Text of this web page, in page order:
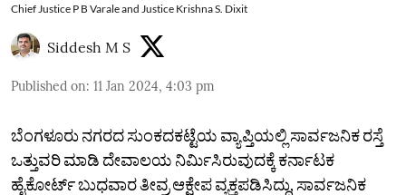
Chief Justice P B Varale and Justice Krishna S. Dixit
Siddesh M S
Published on: 11 Jan 2024, 4:03 pm
ಬೆಂಗಳೂರು ನಗರದ ಸುಂಕದಕಟ್ಟೆಯ ವ್ಯಾಪ್ತಿಯಲ್ಲಿ ಸಾರ್ವಜನಿಕ ರಸ್ತೆ
ಒತ್ತುವರಿ ಮಾಡಿ ದೇವಾಲಯ ನಿರ್ಮಿಸಿರುವುದಕ್ಕೆ ಕರ್ನಾಟಕ
ಹೈಕೋರ್ಟ್‌ ಬುಧವಾರ ತೀವ್ರ ಆಕ್ಷೇಪ ವ್ಯಕ್ತಪಡಿಸಿದ್ದು, ಸಾರ್ವಜನಿಕ